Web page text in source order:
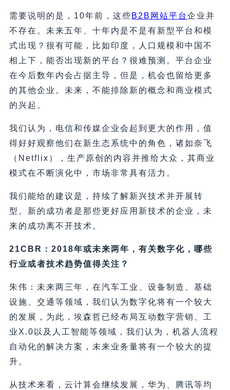
需要说明的是，10年前，这些 B2B网站平台 企业并
不存在。未来五年、十年内是不是有新型平台和模
式出现？很有可能，比如印度，人口规模和中国不
相上下，能否出现新的平台？很难预测。平台企业
在今后数年内会占据主导，但是，机会也留给更多
的其他企业。未来，不能排除新的概念和商业模式
的兴起。
我们认为，电信和传媒企业会起到更大的作用，值
得好好观察他们在新生态系统中的角色，诸如奈飞
（Netflix），生产原创的内容并推给大众，其商业
模式在不断演化中，市场非常具有活力。
我们能给的建议是，持续了解新兴技术并开展转
型。新的成功者是那些更好应用新技术的企业，未
来的成功离不开技术。
21CBR：2018年或未来两年，有关数字化，哪些
行业或者技术趋势值得关注？
朱伟：未来两三年，在汽车工业、设备制造、基础
设施、交通等领域，我们认为数字化将有一个较大
的发展，为此，埃森哲已经布局互动数字营销、工
业X.0以及人工智能等领域，我们认为，机器人流程
自动化的解决方案，未来业务量将有一个较大的提
升。
从技术来看，云计算会继续发展，华为、腾讯等均